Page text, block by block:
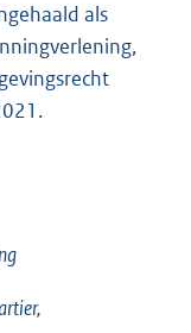
als